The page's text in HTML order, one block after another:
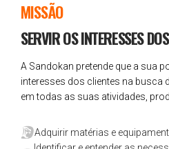
MISSÃO
SERVIR OS INTERESSES
A Sandokan pretende que a sua
interesses dos clientes na busca
em todas as suas atividades,
Adquirir matérias e